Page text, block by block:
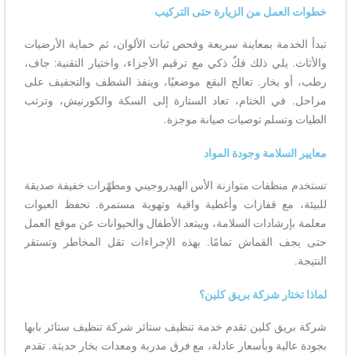
خطوات العمل من الزيارة حتى التركيب
تبدأ الخدمة بمعاينة سريعة وفحص ثبات الألوان، ثم حماية الأرضيات
والأثاث. يلي ذلك فكٌ ذكي مع ترقيم الأجزاء، واختيار التقنية: جاف،
رطب، أو بخار. تعالج البقع موضعيًا، وينفذ الشطف والتجفيف على
مراحل. في الختام، تعاد الستارة إلى السكة والكورنيش، وترتب
الطيات وتسلم توصيات صيانة موجزة.
معايير السلامة وجودة المواد
تستخدم منظفات متوازنة الأس الهيدروجيني ومطهّرات خفيفة صديقة
للبيئة، مع قفازات وأغطية واقية وتهوية مستمرة. تحفظ العبوات
معلمة بإرشادات السلامة، ويبتعد الأطفال والحيوانات عن موقع العمل
حتى يجف القماش تمامًا. بهذه الإجراءات تقل المخاطر وتستقر
النتيجة.
لماذا تختار شركة بريق كلين؟
شركة بريق كلين تقدم خدمة تنظيف ستائر شركة تنظيف ستائر بابها
بجودة عالية وبأسعار عادلة، مع فرق مدربة ومعدات بخار حديثة. تقدم